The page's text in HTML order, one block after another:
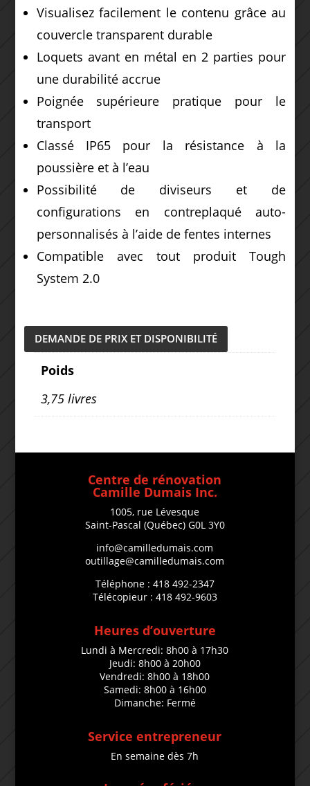
Visualisez facilement le contenu grâce au
couvercle transparent durable
Loquets avant en métal en 2 parties pour
une durabilité accrue
Poignée supérieure pratique pour le
transport
Classé IP65 pour la résistance à la
poussière et à l’eau
Possibilité de diviseurs et de
configurations en contreplaqué auto-
personnalisés à l’aide de fentes internes
Compatible avec tout produit Tough
System 2.0
DEMANDE DE PRIX ET DISPONIBILITÉ
Poids
3,75 livres
Centre de rénovation
Camille Dumais Inc.
1005, rue Lévesque
Saint-Pascal (Québec) G0L 3Y0
info@camilledumais.com
outillage@camilledumais.com
Téléphone : 418 492-2347
Télécopieur : 418 492-9603
Heures d’ouverture
Lundi à Mercredi: 8h00 à 17h30
Jeudi: 8h00 à 20h00
Vendredi: 8h00 à 18h00
Samedi: 8h00 à 16h00
Dimanche: Fermé
Service entrepreneur
En semaine dès 7h